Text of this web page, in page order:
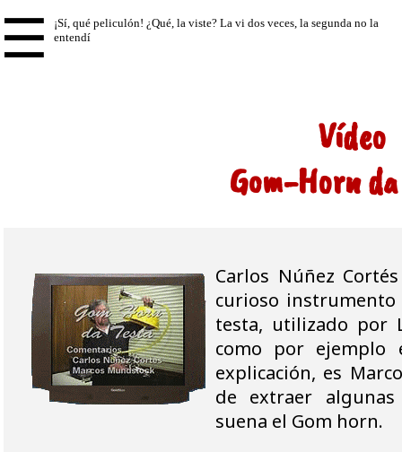
☰
Vídeo
Gom-Horn
Carlos Núñez
curioso
testa, utilizado por
como por ejemplo
explicación, es
de extraer
suena el Gom horn.